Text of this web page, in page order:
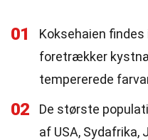
01
Koksehaien findes
foretrækker
tempererede
02
De største
af USA, Sydafrika,